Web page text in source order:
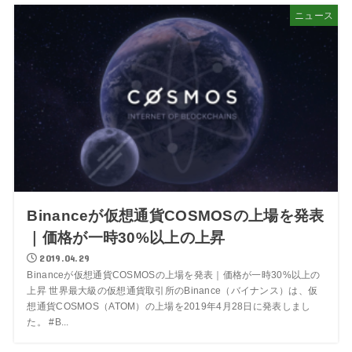
ニュース
Binanceが仮想通貨COSMOSの上場を発表
｜価格が一時30%以上の上昇
2019.04.29
Binanceが仮想通貨COSMOSの上場を発表｜価格が一時30%以上の
上昇 世界最大級の仮想通貨取引所のBinance（バイナンス）は、仮
想通貨COSMOS（ATOM）の上場を2019年4月28日に発表しまし
た。 #B...